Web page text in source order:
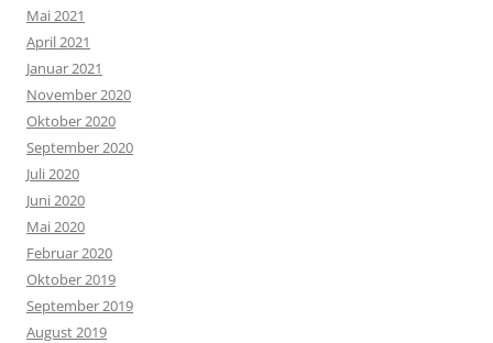
Mai 2021
April 2021
Januar 2021
November 2020
Oktober 2020
September 2020
Juli 2020
Juni 2020
Mai 2020
Februar 2020
Oktober 2019
September 2019
August 2019